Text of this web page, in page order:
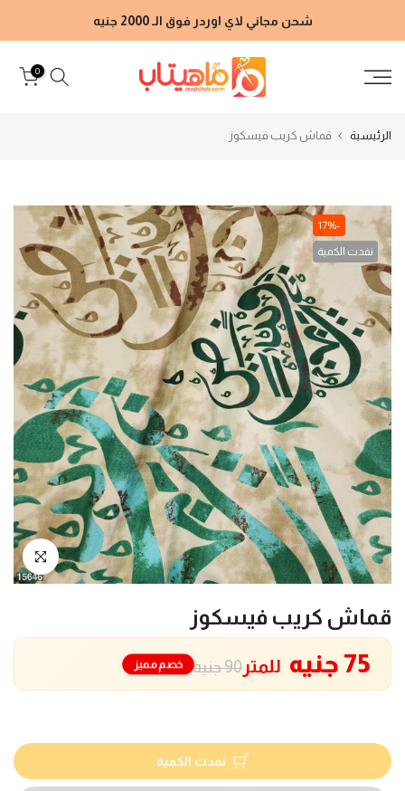
إلى
شحن مجاني لاي اوردر فوق الـ 2000 جنيه
0
الرئيسية قماش كريب فيسكوز
-17%
نفدت الكمية
انقر للتكبير
قماش كريب فيسكوز
90 جنيه 75 جنيه للمتر خصم مميز
نفدت الكمية